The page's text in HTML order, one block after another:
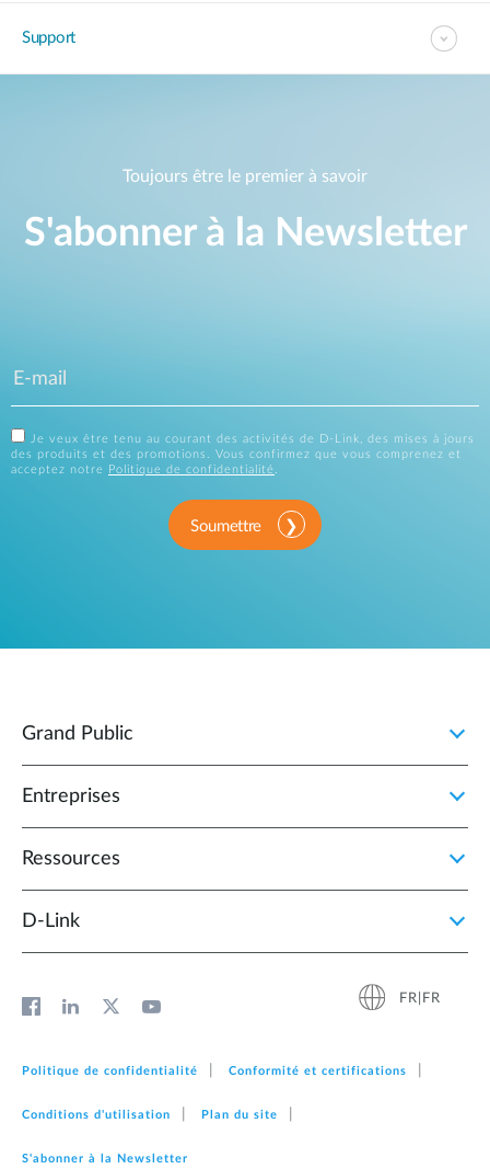
Support
Toujours être le premier à savoir
S'abonner à la Newsletter
Je veux être tenu au courant des activités de D-Link, des mises à jours
des produits et des promotions. Vous confirmez que vous comprenez et
acceptez notre
Politique de confidentialité.
Soumettre
Grand Public
Entreprises
Ressources
D‑Link
FR|FR
Politique de confidentialité Conformité et certifications
Conditions d'utilisation Plan du site
S'abonner à la Newsletter